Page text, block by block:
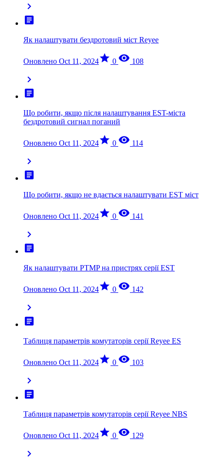
chevron_right
article
Як налаштувати бездротовий міст Reyee
Оновлено Oct 11, 2024star 0 visibility 108
chevron_right
article
Що робити, якщо після налаштування EST-міста
бездротовий сигнал поганий
Оновлено Oct 11, 2024star 0 visibility 114
chevron_right
article
Що робити, якщо не вдається налаштувати EST міст
Оновлено Oct 11, 2024star 0 visibility 141
chevron_right
article
Як налаштувати PTMP на пристрях серії EST
Оновлено Oct 11, 2024star 0 visibility 142
chevron_right
article
Таблиця параметрів комутаторів серії Reyee ES
Оновлено Oct 11, 2024star 0 visibility 103
chevron_right
article
Таблиця параметрів комутаторів серії Reyee NBS
Оновлено Oct 11, 2024star 0 visibility 129
chevron_right